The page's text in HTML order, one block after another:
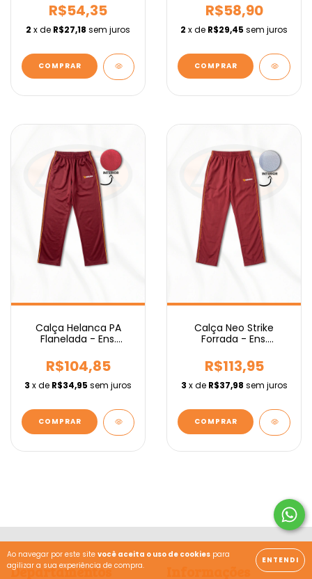
Ao navegar por este site você aceita o uso de cookies para
agilizar a sua experiência de compra.
ENTENDI
R$54,35
2 x de R$27,18 sem juros
COMPRAR
R$58,90
2 x de R$29,45 sem juros
COMPRAR
Calça Helanca PA
Flanelada - Ens.
R$104,85
3 x de R$34,95 sem juros
COMPRAR
Calça Neo Strike
Forrada - Ens.
R$113,95
3 x de R$37,98 sem juros
COMPRAR
Departamentos